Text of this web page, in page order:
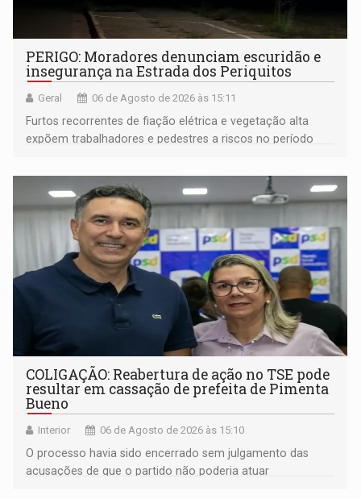
PERIGO: Moradores denunciam escuridão e
insegurança na Estrada dos Periquitos
Geral 06 de Agosto de 2026 às 15:11
Furtos recorrentes de fiação elétrica e vegetação alta
expõem trabalhadores e pedestres a riscos no período
COLIGAÇÃO: Reabertura de ação no TSE pode
resultar em cassação de prefeita de Pimenta
Bueno
Interior 06 de Agosto de 2026 às 15:10
O processo havia sido encerrado sem julgamento das
acusações de que o partido não poderia atuar